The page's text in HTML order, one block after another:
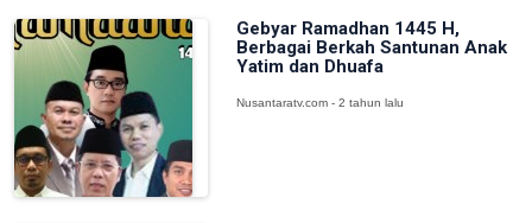
Gebyar Ramadhan 1445 H,
Berbagai Berkah Santunan Anak
Yatim dan Dhuafa
Nusantaratv.com - 2 tahun lalu